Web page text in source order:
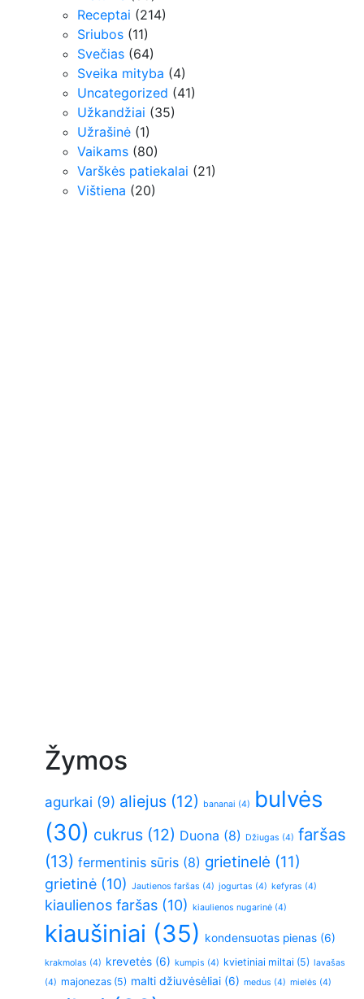
Receptai (214)
Sriubos (11)
Svečias (64)
Sveika mityba (4)
Uncategorized (41)
Užkandžiai (35)
Užrašinė (1)
Vaikams (80)
Varškės patiekalai (21)
Vištiena (20)
Žymos
agurkai (9) aliejus (12) bananai (4)
bulvės
(30) cukrus (12) Duona (8) Džiugas (4) faršas
(13) fermentinis sūris (8) grietinelė (11)
grietinė (10) Jautienos faršas (4) jogurtas (4) kefyras (4)
kiaulienos faršas (10) kiaulienos nugarinė (4)
kiaušiniai (35) kondensuotas pienas (6)
krakmolas (4) krevetės (6) kumpis (4) kvietiniai miltai (5) lavašas
(4) majonezas (5) malti džiuvėsėliai (6) medus (4) mielės (4)